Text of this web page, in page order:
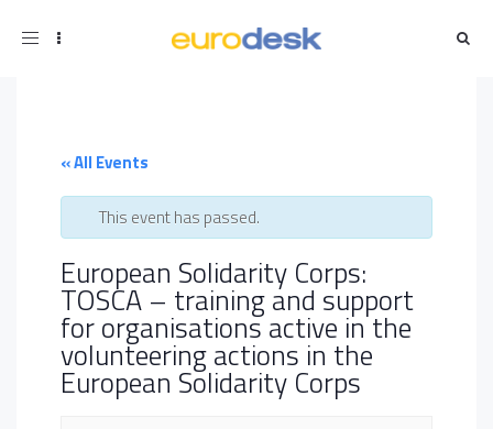
Toggle
« All Events
This event has passed.
European Solidarity Corps:
TOSCA – training and support
for organisations active in the
volunteering actions in the
European Solidarity Corps